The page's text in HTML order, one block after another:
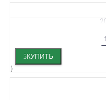
КУПИТЬ